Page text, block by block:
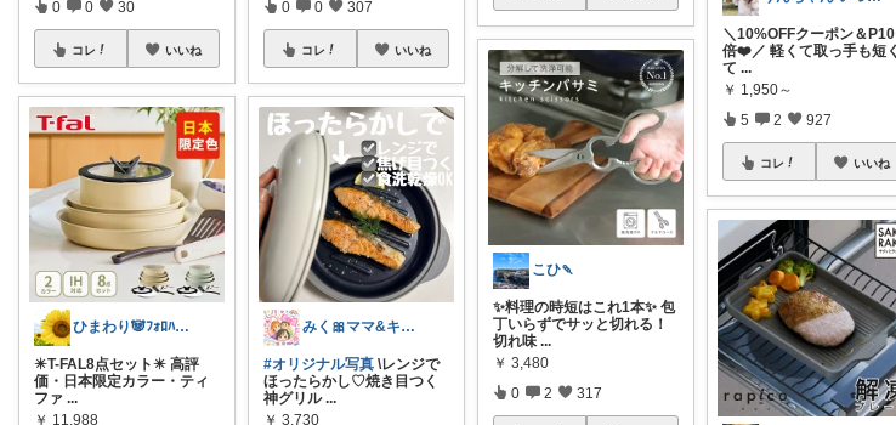
0 0 30
コレ いいね
ひまわり🐼ﾌｫﾛﾊﾞ100❤️感謝
✴️T-FAL8点セット✴️ 高評
価・日本限定カラー・ティ
ファ ...
￥ 11,988
0 0 307
コレ いいね
みく🎀ママ&キッズグッズ🎁
#オリジナル写真 \レンジで
ほったらかし♡焼き目つく
神グリル ...
￥ 3,730
こひ🍡
✨料理の時短はこれ1本✨ 包
丁いらずでサッと切れる！
切れ味 ...
￥ 3,480
0 2 317
＼10%OFFクーポン＆P10
倍❤️／ 軽くて取っ手も短く
て ...
￥ 1,950～
5 2 927
コレ いいね